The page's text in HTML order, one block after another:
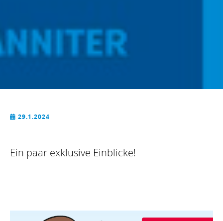
 29.1.2024
Ein paar exklusive Einblicke!